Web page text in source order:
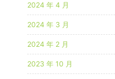
2024 年 4 月
2024 年 3 月
2024 年 2 月
2023 年 10 月